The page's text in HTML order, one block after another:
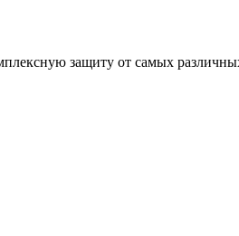
защиту от самых